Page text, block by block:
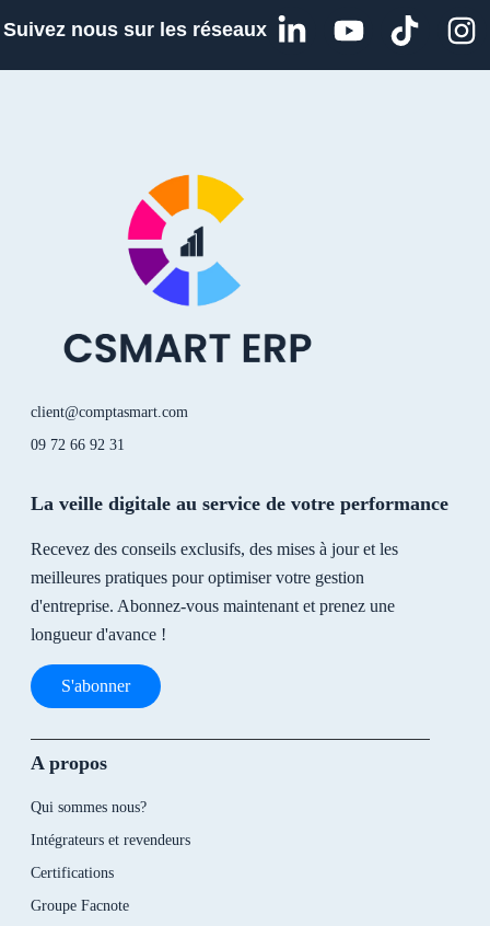
Suivez nous sur les réseaux
L
i
n
n
Y
o
u
T
i
k
I
n
s
client@comptasmart.com
09 72 66 92 31
La veille digitale au service de votre performance
Recevez des conseils exclusifs, des mises à jour et les
meilleures pratiques pour optimiser votre gestion
d'entreprise. Abonnez-vous maintenant et prenez une
longueur d'avance !
S'abonner
A propos
Qui sommes nous?
Intégrateurs et revendeurs
Certifications
Groupe Facnote